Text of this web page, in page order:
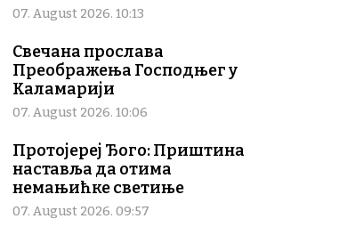
07. August 2026. 10:13
Свечана прослава
Преображења Господњег у
Каламарији
07. August 2026. 10:06
Протојереј Ђого: Приштина
наставља да отима
немањићке светиње
07. August 2026. 09:57